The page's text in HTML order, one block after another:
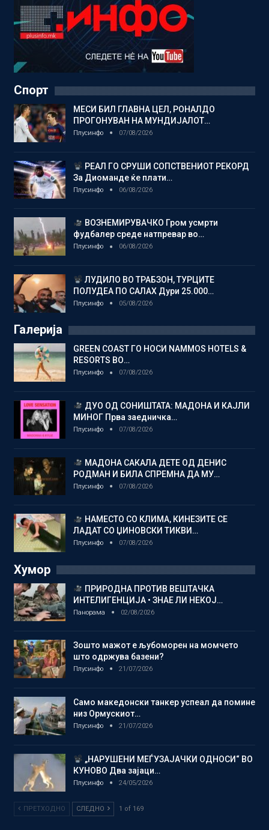
Спорт
МЕСИ БИЛ ГЛАВНА ЦЕЛ, РОНАЛДО
ПРОГОНУВАН НА МУНДИЈАЛОТ…
Плусинфо 07/08/2026
РЕАЛ ГО СРУШИ СОПСТВЕНИОТ РЕКОРД
За Диоманде ќе плати…
Плусинфо 06/08/2026
ВОЗНЕМИРУВАЧКО Гром усмрти
фудбалер среде натпревар во…
Плусинфо 06/08/2026
ЛУДИЛО ВО ТРАБЗОН, ТУРЦИТЕ
ПОЛУДЕА ПО САЛАХ Дури 25.000…
Плусинфо 05/08/2026
Галерија
GREEN COAST ГО НОСИ NAMMOS HOTELS &
RESORTS ВО…
Плусинфо 07/08/2026
ДУО ОД СОНИШТАТА: МАДОНА И КАЈЛИ
МИНОГ Прва заедничка…
Плусинфо 07/08/2026
МАДОНА САКАЛА ДЕТЕ ОД ДЕНИС
РОДМАН И БИЛА СПРЕМНА ДА МУ…
Плусинфо 07/08/2026
НАМЕСТО СО КЛИМА, КИНЕЗИТЕ СЕ
ЛАДАТ СО ЏИНОВСКИ ТИКВИ…
Плусинфо 07/08/2026
Хумор
ПРИРОДНА ПРОТИВ ВЕШТАЧКА
ИНТЕЛИГЕНЦИЈА • ЗНАЕ ЛИ НЕКОЈ…
Панорама 02/08/2026
Зошто мажот е љубоморен на момчето
што одржува базени?
Плусинфо 21/07/2026
Само македонски танкер успеал да помине
низ Ормускиот…
Плусинфо 21/07/2026
„НАРУШЕНИ МЕЃУЗАЈАЧКИ ОДНОСИ“ ВО
КУНОВО Два зајаци…
Плусинфо 24/05/2026
ПРЕТХОДНО СЛЕДНО 1 of 169